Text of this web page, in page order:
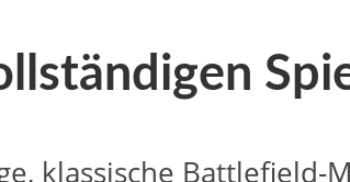
klassische Battlefield-